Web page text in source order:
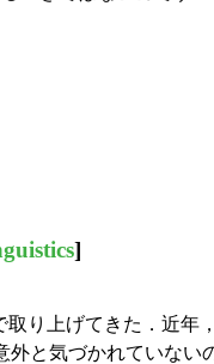
]
り上げてきた．近年
と気づかれていない